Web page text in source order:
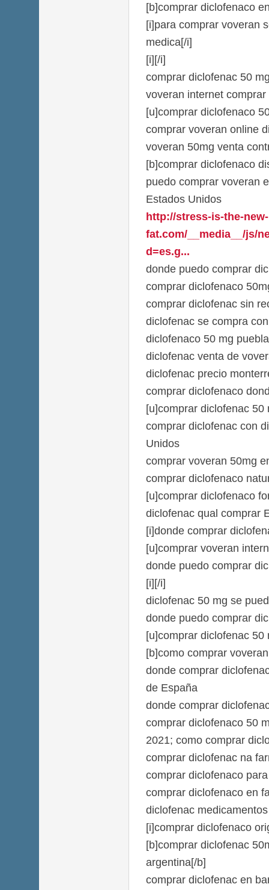
[b]comprar diclofenaco
[i]para comprar voveran
medica[/i]
[i][/i]
comprar diclofenac 50
voveran internet
[u]comprar diclofenaco
comprar voveran online
voveran 50mg venta
[b]comprar diclofenaco
puedo comprar voveran
Estados Unidos
http://stress-is-the-new-
fat.com/__media__/js/
d=es.g...
donde puedo comprar
comprar diclofenaco
comprar diclofenac sin
diclofenac se compra
diclofenaco 50 mg
diclofenac venta de
diclofenac precio
comprar diclofenaco
[u]comprar diclofenac 50
comprar diclofenac con
Unidos
comprar voveran 50mg
comprar diclofenaco
[u]comprar diclofenaco
diclofenac qual comprar
[i]donde comprar
[u]comprar voveran
donde puedo comprar
[i][/i]
diclofenac 50 mg se
donde puedo comprar
[u]comprar diclofenac 50
[b]como comprar
donde comprar
de España
donde comprar
comprar diclofenaco 50
2021; como comprar
comprar diclofenac na
comprar diclofenaco
comprar diclofenaco en
diclofenac
[i]comprar diclofenaco
[b]comprar diclofenac
argentina[/b]
comprar diclofenac en